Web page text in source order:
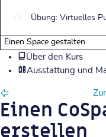
Übung: Virtuelles
Einen Space gestalten
Über den Kurs
Ausstattung und
Einen